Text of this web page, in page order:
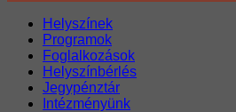
Helyszínek
Programok
Foglalkozások
Helyszínbérlés
Jegypénztár
Intézményünk